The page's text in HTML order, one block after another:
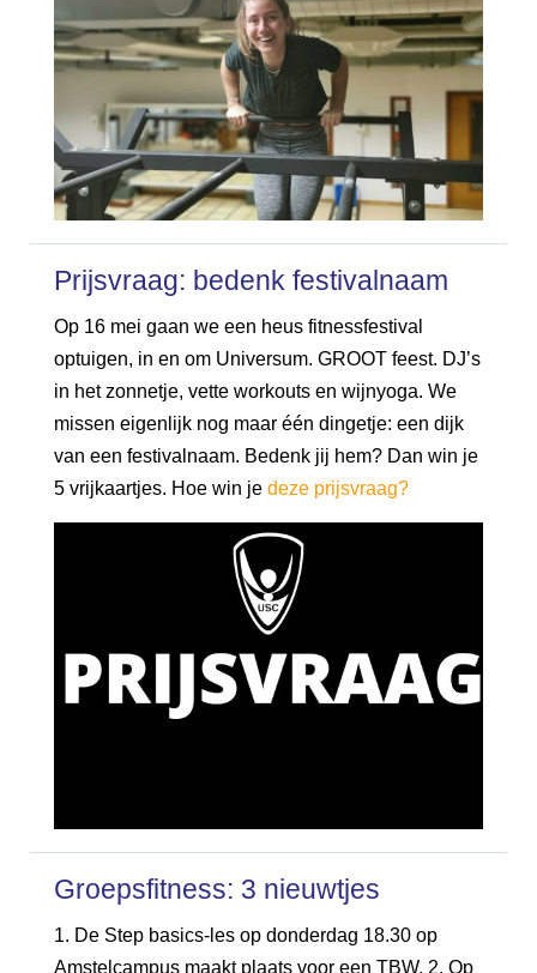
Prijsvraag: bedenk festivalnaam
Op 16 mei gaan we een heus fitnessfestival
optuigen, in en om Universum. GROOT feest. DJ’s
in het zonnetje, vette workouts en wijnyoga. We
missen eigenlijk nog maar één dingetje: een dijk
van een festivalnaam. Bedenk jij hem? Dan win je
5 vrijkaartjes. Hoe win je deze prijsvraag?
Groepsfitness: 3 nieuwtjes
1. De Step basics-les op donderdag 18.30 op
Amstelcampus maakt plaats voor een TBW. 2. Op